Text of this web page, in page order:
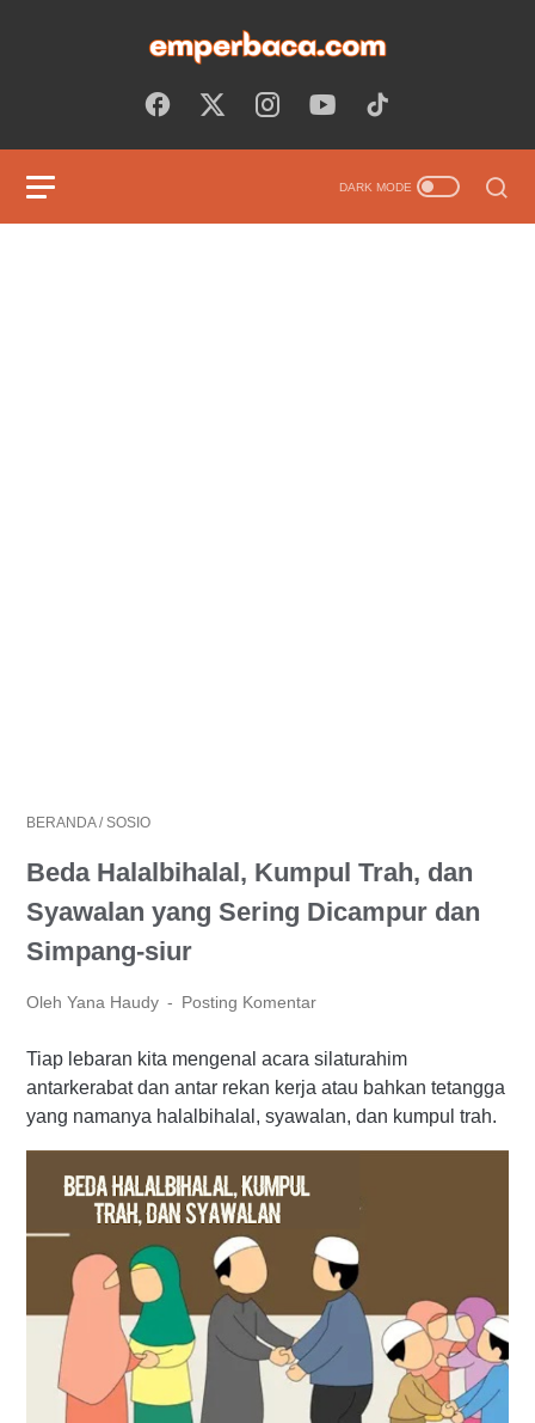
BERANDA /SOSIO
Beda Halalbihalal, Kumpul Trah, dan
Syawalan yang Sering Dicampur dan
Simpang-siur
Oleh Yana Haudy Posting Komentar
Tiap lebaran kita mengenal acara silaturahim
antarkerabat dan antar rekan kerja atau bahkan tetangga
yang namanya halalbihalal, syawalan, dan kumpul trah.